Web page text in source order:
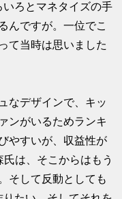
いろとマネタイズの手
んですが。一位でこ
て当時は思いました
なデザインで、キッ
ンがいるためランキ
やすいが、収益性が
は、そこからはもう
そして反動としても